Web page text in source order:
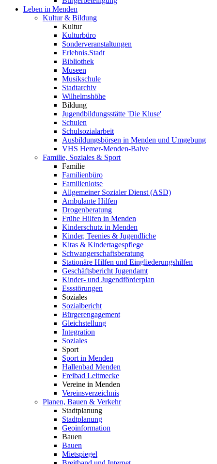
Leben in Menden
Kultur & Bildung
Kultur
Kulturbüro
Sonderveranstaltungen
Erlebnis.Stadt
Bibliothek
Museen
Musikschule
Stadtarchiv
Wilhelmshöhe
Bildung
Jugendbildungsstätte 'Die Kluse'
Schulen
Schulsozialarbeit
Ausbildungsbörsen in Menden und Umgebung
VHS Hemer-Menden-Balve
Familie, Soziales & Sport
Familie
Familienbüro
Familienlotse
Allgemeiner Sozialer Dienst (ASD)
Ambulante Hilfen
Drogenberatung
Frühe Hilfen in Menden
Kinderschutz in Menden
Kinder, Teenies & Jugendliche
Kitas & Kindertagespflege
Schwangerschaftsberatung
Stationäre Hilfen und Eingliederungshilfen
Geschäftsbericht Jugendamt
Kinder- und Jugendförderplan
Essstörungen
Soziales
Sozialbericht
Bürgerengagement
Gleichstellung
Integration
Soziales
Sport
Sport in Menden
Hallenbad Menden
Freibad Leitmecke
Vereine in Menden
Vereinsverzeichnis
Planen, Bauen & Verkehr
Stadtplanung
Stadtplanung
Geoinformation
Bauen
Bauen
Mietspiegel